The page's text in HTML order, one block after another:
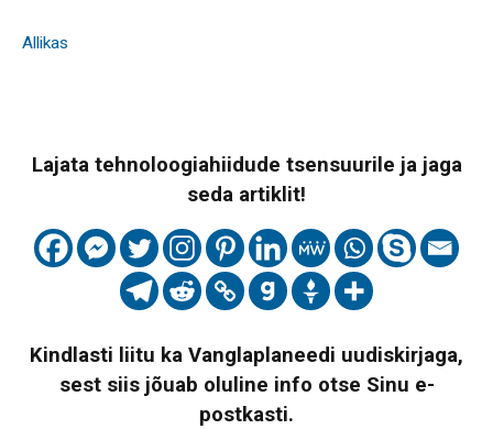
Allikas
Lajata tehnoloogiahiidude tsensuurile ja jaga
seda artiklit!
Kindlasti liitu ka Vanglaplaneedi uudiskirjaga,
sest siis jõuab oluline info otse Sinu e-
postkasti.